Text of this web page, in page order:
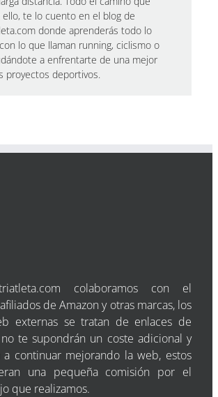
ello, te lo cuento en el blog de
donde aprenderás todo lo
lo que llaman running, ciclismo o
a enfrentarte de una mejor
proyectos deportivos.
colaboramos con el
de Amazon y otras marcas, los
externas se tratan de enlaces de
te supondrán un coste adicional y
a continuar mejorando la web, estos
una pequeña comisión por el
que realizamos.